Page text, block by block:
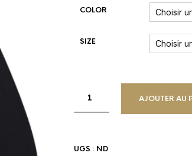
COLOR
SIZE
AJOUTER AU
UGS : ND